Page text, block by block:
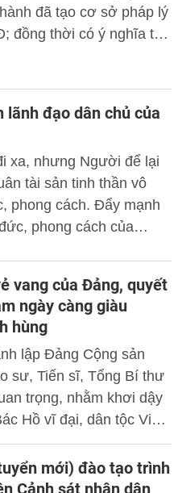
đã tạo cơ sở pháp lý
đồng thời có ý nghĩa to
lãnh đạo dân chủ của
xa, nhưng Người để lại
tài sản tinh thần vô
phong cách. Đẩy mạnh
phong cách của
nay là việc làm có ý
Đảng trong sạch, vững
tổ chức và cán bộ theo
vang của Đảng, quyết
ngày càng giàu
hùng
lập Đảng Cộng sản
sư, Tiến sĩ, Tổng Bí thư
trọng, nhằm khơi dậy
Hồ vĩ đại, dân tộc Việt
mới) đào tạo trình
Cảnh sát nhân dân